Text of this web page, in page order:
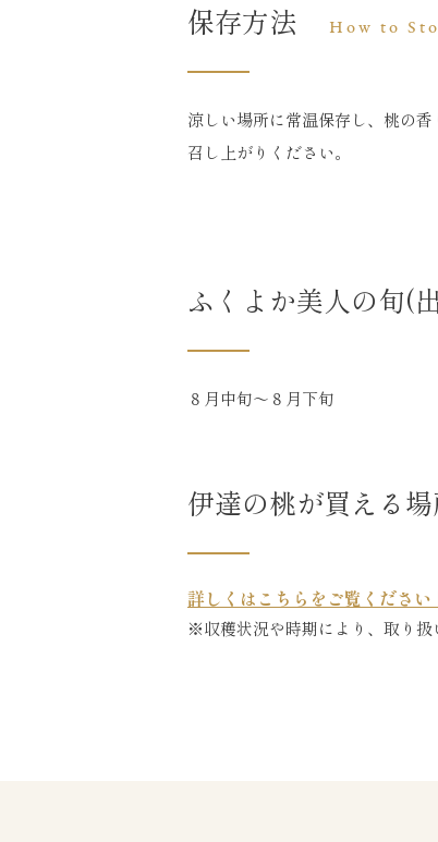
保存方法 How to
涼しい場所に常温保存し、桃の
召し上がりください。
ふくよか美人の旬(
８月中旬～８月下旬
伊達の桃が買える
詳しくはこちらをご覧くださ
※収穫状況や時期により、取り扱